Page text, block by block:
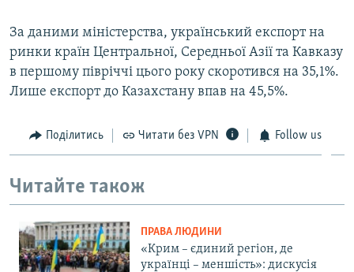
За даними міністерства, український експорт на
ринки країн Центральної, Середньої Азії та Кавказу
в першому півріччі цього року скоротився на 35,1%.
Лише експорт до Казахстану впав на 45,5%.
Поділитись Читати без VPN Follow us
Читайте також
ПРАВА ЛЮДИНИ
«Крим – єдиний регіон, де
українці – меншість»: дискусія